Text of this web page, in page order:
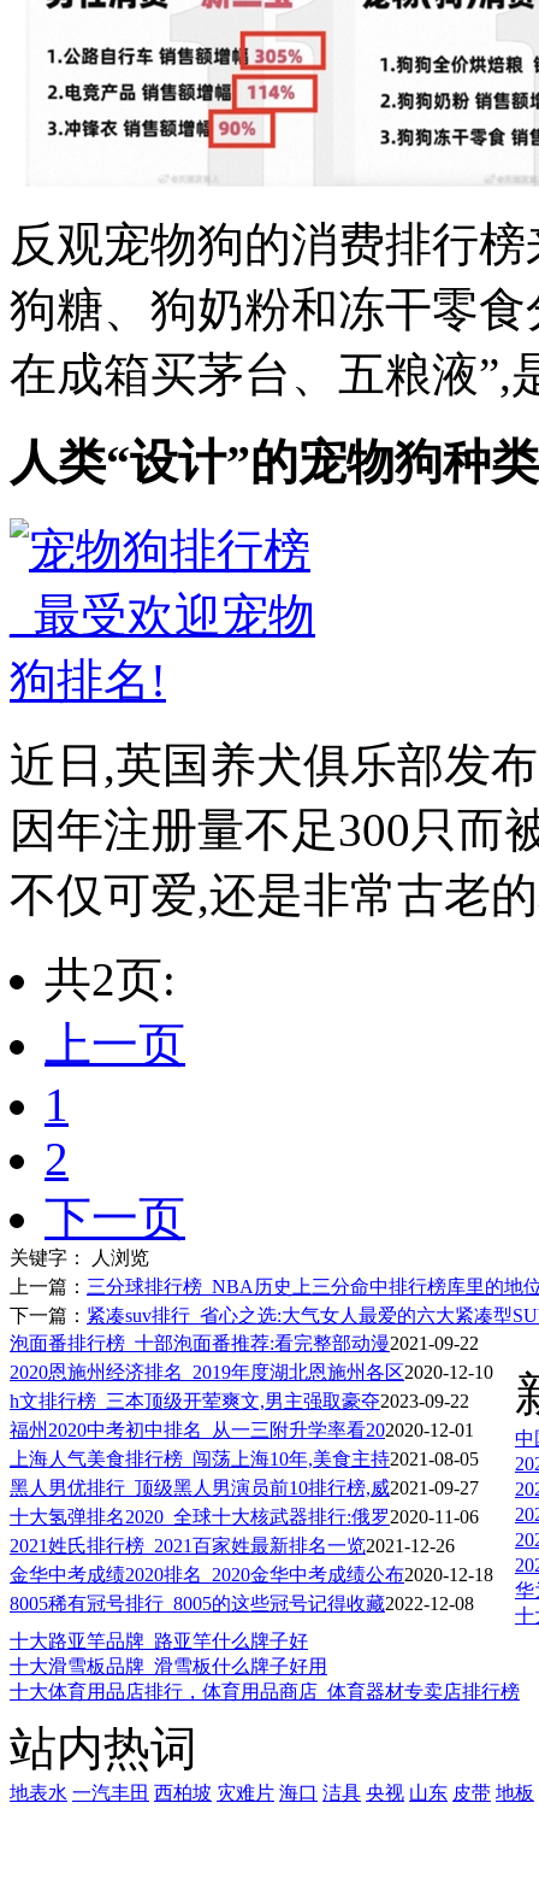
反观宠物狗的消费排行
狗糖、狗奶粉和冻干零食
在成箱买茅台、五粮液”,
人类“设计”的宠物狗种
近日,英国养犬俱乐部发
因年注册量不足300只而
不仅可爱,还是非常古老
共2页:
上一页
1
2
下一页
关键字：
人浏览
上一篇： 三分球排行榜_NBA历史上三分命中排行榜库里的地
下一篇： 紧凑suv排行_省心之选:大气女人最爱的六大紧凑型
泡面番排行榜_十部泡面番推荐:看完整部动漫2021-09-22
2020恩施州经济排名_2019年度湖北恩施州各区2020-12-10
h文排行榜_三本顶级开荤爽文,男主强取豪夺2023-09-22
福州2020中考初中排名_从一三附升学率看202020-12-01
上海人气美食排行榜_闯荡上海10年,美食主持2021-08-05
黑人男优排行_顶级黑人男演员前10排行榜,威2021-09-27
十大氢弹排名2020_全球十大核武器排行:俄罗2020-11-06
2021姓氏排行榜_2021百家姓最新排名一览2021-12-26
金华中考成绩2020排名_2020金华中考成绩公布2020-12-18
8005稀有冠号排行_8005的这些冠号记得收藏2022-12-08
中
华
十
十大路亚竿品牌_路亚竿什么牌子好
十大滑雪板品牌_滑雪板什么牌子好用
十大体育用品店排行，体育用品商店_体育器材专卖店排行榜
站内热词
地表水 一汽丰田 西柏坡 灾难片 海口 洁具 央视 山东 皮带 地板